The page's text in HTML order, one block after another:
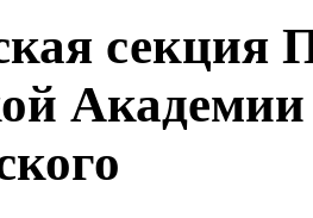
секция